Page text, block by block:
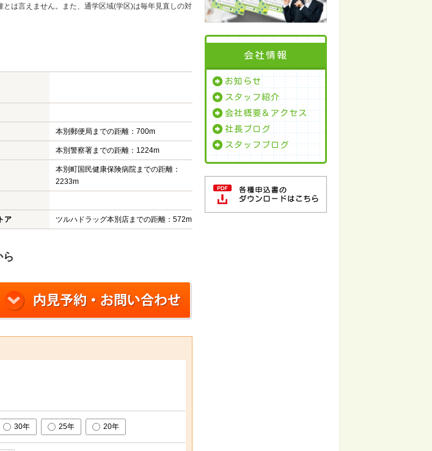
は言えません。また、通学区域(学区)は毎年見直しの対
本別郵便局までの距離：700m
本別警察署までの距離：1224m
本別町国民健康保険病院までの距離：
2233m
ア ツルハドラッグ本別店までの距離：572m
30年 25年 20年
会社情報
お知らせ
スタッフ紹介
会社概要＆アクセス
社長ブログ
スタッフブログ